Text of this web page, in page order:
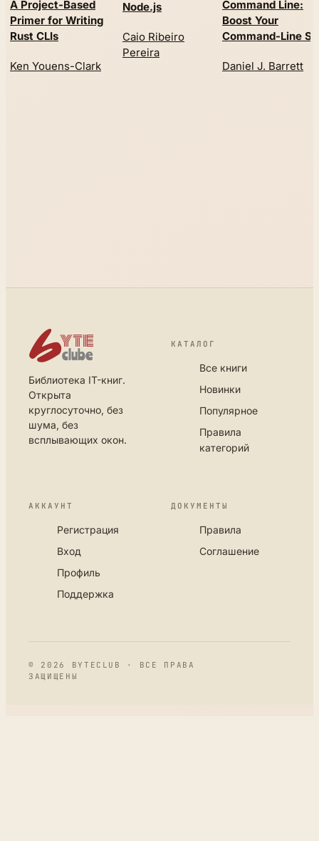
A Project-Based
Primer for Writing
Rust CLIs
Ken Youens-Clark
Node.js
Caio Ribeiro
Pereira
Command Line:
Boost Your
Command-Line
Daniel J. Barrett
Библиотека IT-книг.
Открыта
круглосуточно, без
шума, без
всплывающих окон.
КАТАЛОГ
Все книги
Новинки
Популярное
Правила
категорий
АККАУНТ
Регистрация
Вход
Профиль
Поддержка
ДОКУМЕНТЫ
Правила
Соглашение
© 2026 BYTECLUB · ВСЕ ПРАВА
ЗАЩИЩЕНЫ